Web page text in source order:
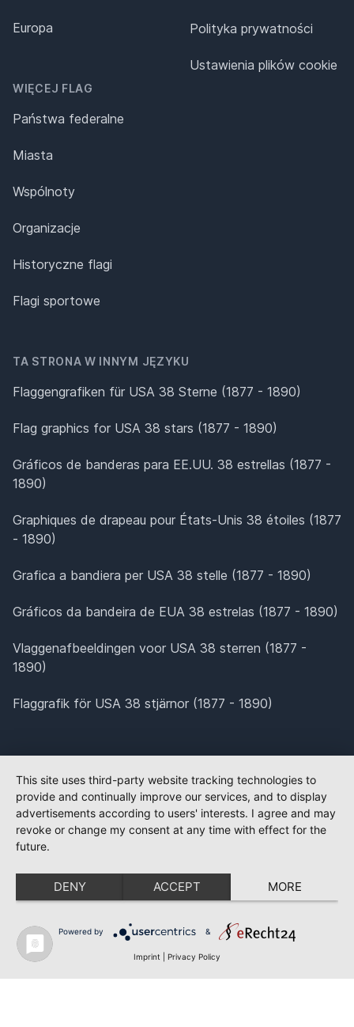
Europa
WIĘCEJ FLAG
Państwa federalne
Miasta
Wspólnoty
Organizacje
Historyczne flagi
Flagi sportowe
Polityka prywatności
Ustawienia plików cookie
TA STRONA W INNYM JĘZYKU
Flaggengrafiken für USA 38 Sterne (1877 - 1890)
Flag graphics for USA 38 stars (1877 - 1890)
Gráficos de banderas para EE.UU. 38 estrellas (1877 -
1890)
Graphiques de drapeau pour États-Unis 38 étoiles (1877
- 1890)
Grafica a bandiera per USA 38 stelle (1877 - 1890)
Gráficos da bandeira de EUA 38 estrelas (1877 - 1890)
Vlaggenafbeeldingen voor USA 38 sterren (1877 -
1890)
Flaggrafik för USA 38 stjärnor (1877 - 1890)
This site uses third-party website tracking technologies to
provide and continually improve our services, and to display
advertisements according to users' interests. I agree and may
revoke or change my consent at any time with effect for the
future.
DENY ACCEPT MORE
Powered by &
Imprint Privacy Policy